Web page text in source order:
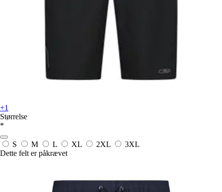
+1
Størrelse
*
S M L XL 2XL
3XL
Dette felt er påkrævet